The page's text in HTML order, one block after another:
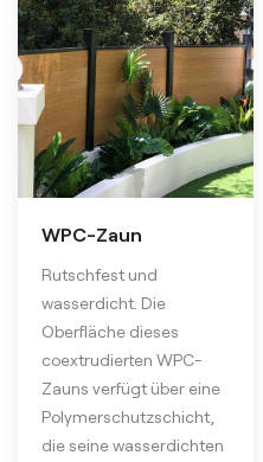
WPC-Zaun
Rutschfest und
wasserdicht. Die
Oberfläche dieses
coextrudierten WPC-
Zauns verfügt über eine
Polymerschutzschicht,
die seine wasserdichten